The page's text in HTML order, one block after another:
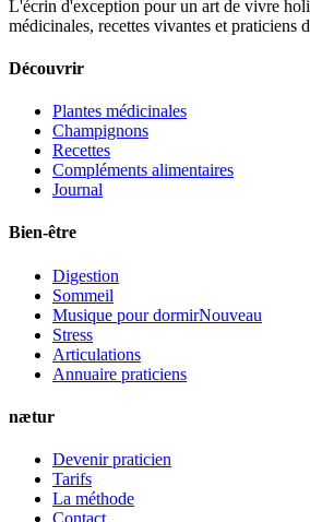
L'écrin d'exception pour un art de vivre
médicinales, recettes vivantes et praticiens
Découvrir
Plantes médicinales
Champignons
Recettes
Compléments alimentaires
Journal
Bien-être
Digestion
Sommeil
Musique pour dormirNouveau
Stress
Articulations
Annuaire praticiens
nætur
Devenir praticien
Tarifs
La méthode